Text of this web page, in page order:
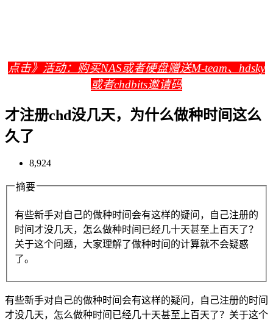
点击》 活动：购买NAS或者硬盘赠送M-team、hdsky
或者chdbits邀请码
才注册chd没几天，为什么做种时间这么
久了
8,924
摘要
有些新手对自己的做种时间会有这样的疑问，自己注册的
时间才没几天，怎么做种时间已经几十天甚至上百天了？
关于这个问题，大家理解了做种时间的计算就不会疑惑
了。
有些新手对自己的做种时间会有这样的疑问，自己注册的时间
才没几天，怎么做种时间已经几十天甚至上百天了？关于这个